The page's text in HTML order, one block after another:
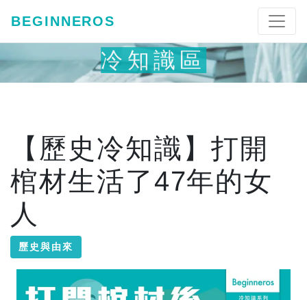
BEGINNEROS
冷知識區
【歷史冷知識】打開
棺材生活了47年的女
人
歷史與由來